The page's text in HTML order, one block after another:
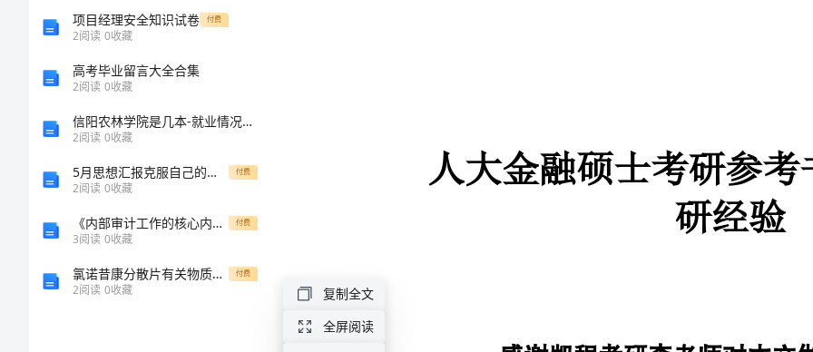
项目经理安全知识试卷 付费
2阅读 0收藏
高考毕业留言大全合集
2阅读 0收藏
信阳农林学院是几本-就业情况怎么样
2阅读 0收藏
5月思想汇报克服自己的缺点和不足 付费
2阅读 0收藏
《内部审计工作的核心内容与实践方法》 付费
3阅读 0收藏
氯诺昔康分散片有关物质方法学研究 付费
2阅读 0收藏
袀
感谢凯程考研李老师对本文做出的重要贡献
复制全文
全屏阅读